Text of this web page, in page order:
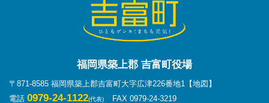
福岡県築上郡 吉富町役場
〒871-8585 福岡県築上郡吉富町大字広津226番地1
【地図】
電話 0979-24-1122(代表) FAX 0979-24-3219